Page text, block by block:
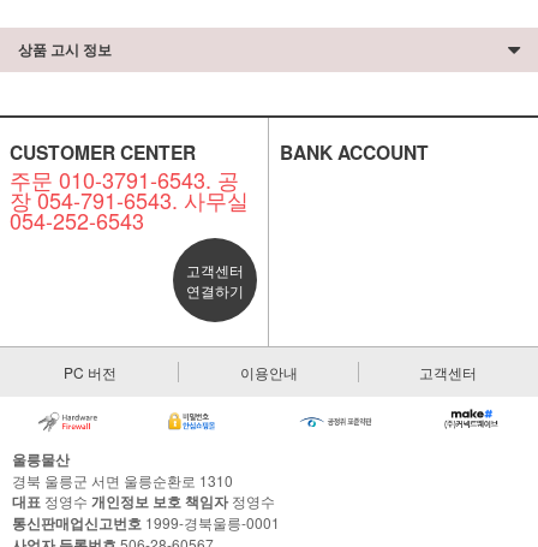
상품 고시 정보
CUSTOMER CENTER
주문 010-3791-6543. 공
장 054-791-6543. 사무실
054-252-6543
고객센터
연결하기
BANK ACCOUNT
PC 버전 이용안내 고객센터
울릉물산
경북 울릉군 서면 울릉순환로 1310
대표 정영수 개인정보 보호 책임자정영수
통신판매업신고번호 1999-경북울릉-0001